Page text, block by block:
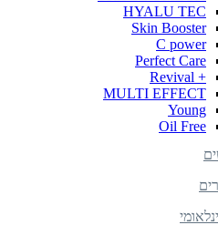
HYALU TEC
Skin Booster
C power
Perfect Care
+ Revival
MULTI EFFECT
Young
Oil Free